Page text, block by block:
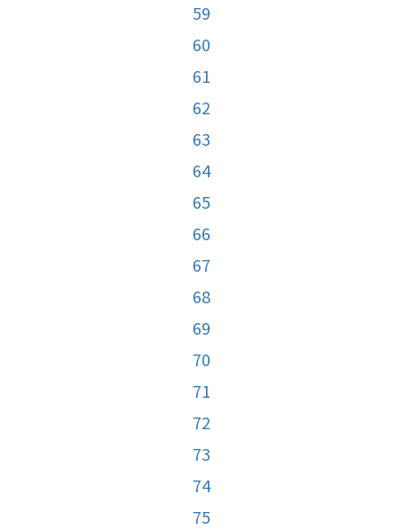
59
60
61
62
63
64
65
66
67
68
69
70
71
72
73
74
75